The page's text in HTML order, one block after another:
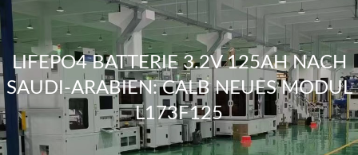
LIFEPO4 BATTERIE 3.2V 125AH NACH
SAUDI-ARABIEN: CALB NEUES MODUL
L173F125